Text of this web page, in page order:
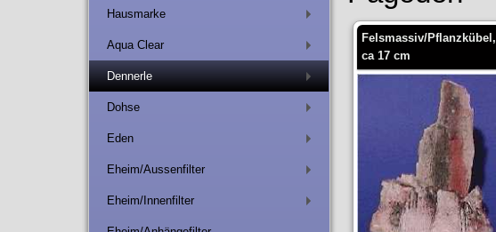
Hausmarke
Aqua Clear
Dennerle
Dohse
Eden
Eheim/Aussenfilter
Eheim/Innenfilter
Felsmassiv/Pflanzkübel,
ca 17 cm